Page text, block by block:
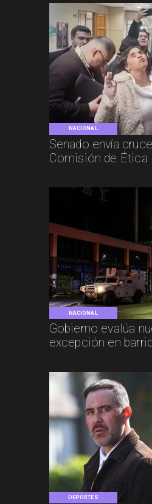
NACIONAL
Senado envía
Comisión de Ética
NACIONAL
Gobierno evalúa
excepción en
DEPORTES